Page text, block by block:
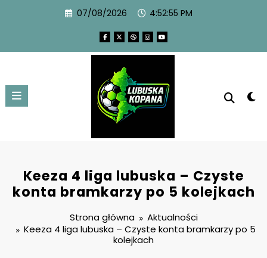
07/08/2026 4:52:56 PM
Keeza 4 liga lubuska – Czyste
konta bramkarzy po 5 kolejkach
Strona główna
Aktualności
Keeza 4 liga lubuska – Czyste konta bramkarzy po 5
kolejkach